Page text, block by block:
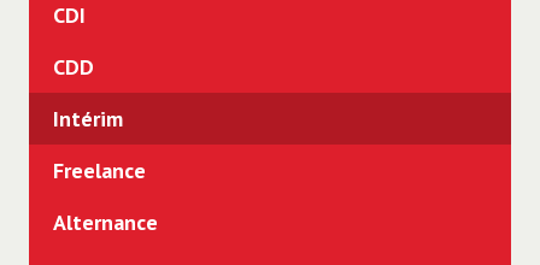
CDI
CDD
Intérim
Freelance
Alternance